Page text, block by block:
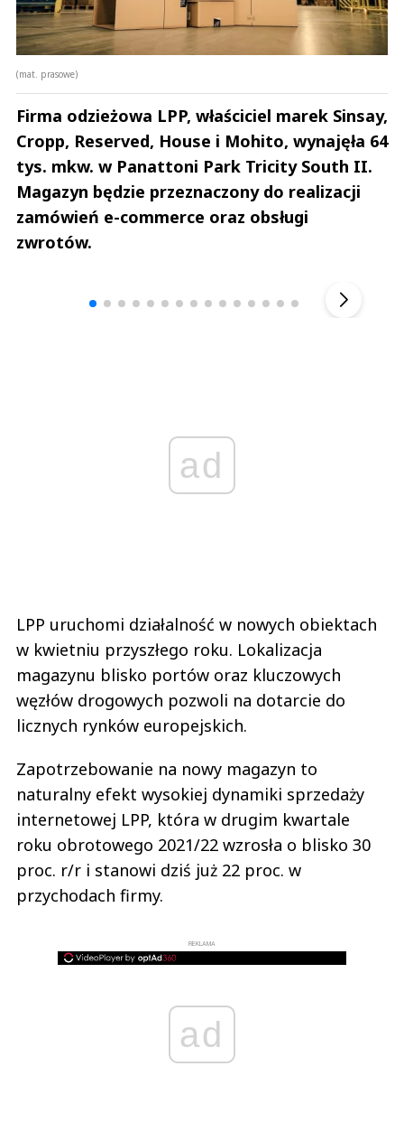
(mat. prasowe)
Firma odzieżowa LPP, właściciel marek Sinsay,
Cropp, Reserved, House i Mohito, wynajęła 64
tys. mkw. w Panattoni Park Tricity South II.
Magazyn będzie przeznaczony do realizacji
zamówień e-commerce oraz obsługi
zwrotów.
ad
LPP uruchomi działalność w nowych obiektach
w kwietniu przyszłego roku. Lokalizacja
magazynu blisko portów oraz kluczowych
węzłów drogowych pozwoli na dotarcie do
licznych rynków europejskich.
Zapotrzebowanie na nowy magazyn to
naturalny efekt wysokiej dynamiki sprzedaży
internetowej LPP, która w drugim kwartale
roku obrotowego 2021/22 wzrosła o blisko 30
proc. r/r i stanowi dziś już 22 proc. w
przychodach firmy.
REKLAMA
ad